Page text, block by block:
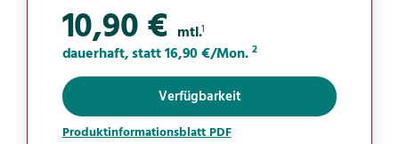
10,90 € mtl.1
dauerhaft, statt 16,90 €/Mon. 2
Verfügbarkeit
Produktinformationsblatt PDF